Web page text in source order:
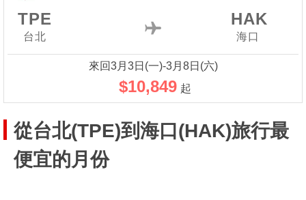
TPE
台北
HAK
海口
來回3月3日(一)-3月8日(六)
$10,849 起
從台北(TPE)到海口(HAK)旅行最
便宜的月份